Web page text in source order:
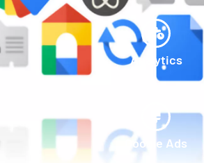
Analytics
Google Ads